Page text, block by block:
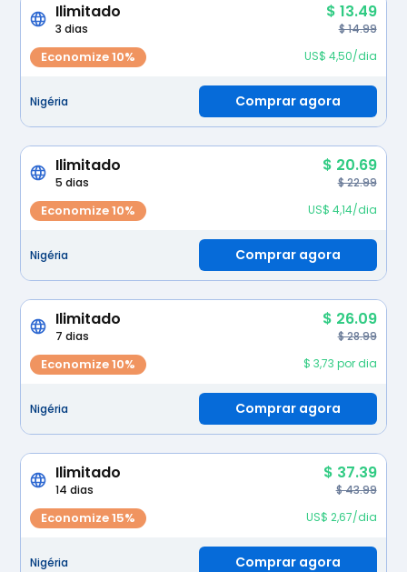
Ilimitado $ 13.49
3 dias $ 14.99
Economize 10% US$ 4,50/dia
Nigéria Comprar agora
Ilimitado $ 20.69
5 dias $ 22.99
Economize 10% US$ 4,14/dia
Nigéria Comprar agora
Ilimitado $ 26.09
7 dias $ 28.99
Economize 10% $ 3,73 por dia
Nigéria Comprar agora
Ilimitado $ 37.39
14 dias $ 43.99
Economize 15% US$ 2,67/dia
Nigéria Comprar agora